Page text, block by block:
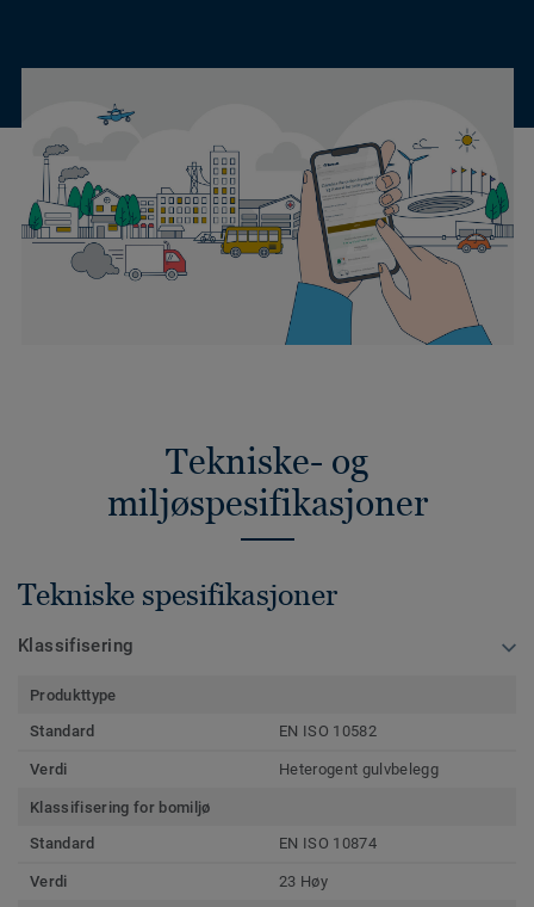
Tekniske- og
miljøspesifikasjoner
Tekniske spesifikasjoner
Klassifisering
Produkttype
Standard
EN ISO 10582
Verdi Heterogent gulvbelegg
Klassifisering for bomiljø
Standard
EN ISO 10874
Verdi 23 Høy